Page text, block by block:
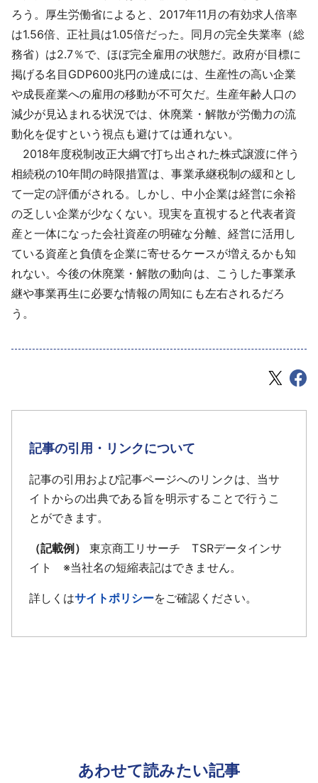
ろう。厚生労働省によると、2017年11月の有効求人倍率
は1.56倍、正社員は1.05倍だった。同月の完全失業率（総
務省）は2.7％で、ほぼ完全雇用の状態だ。政府が目標に
掲げる名目GDP600兆円の達成には、生産性の高い企業
や成長産業への雇用の移動が不可欠だ。生産年齢人口の
減少が見込まれる状況では、休廃業・解散が労働力の流
動化を促すという視点も避けては通れない。
2018年度税制改正大綱で打ち出された株式譲渡に伴う
相続税の10年間の時限措置は、事業承継税制の緩和とし
て一定の評価がされる。しかし、中小企業は経営に余裕
の乏しい企業が少なくない。現実を直視すると代表者資
産と一体になった会社資産の明確な分離、経営に活用し
ている資産と負債を企業に寄せるケースが増えるかも知
れない。今後の休廃業・解散の動向は、こうした事業承
継や事業再生に必要な情報の周知にも左右されるだろ
う。
記事の引用・リンクについて
記事の引用および記事ページへのリンクは、当サ
イトからの出典である旨を明示することで行うこ
とができます。
（記載例）
東京商工リサーチ TSRデータインサ
イト ※当社名の短縮表記はできません。
詳しくはサイトポリシーをご確認ください。
あわせて読みたい記事